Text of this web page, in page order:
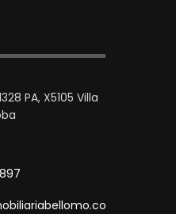
PA, X5105 Villa